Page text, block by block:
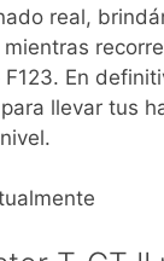
real,
En
llevar tus